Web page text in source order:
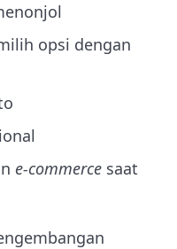
opsi dengan
e-commerce saat